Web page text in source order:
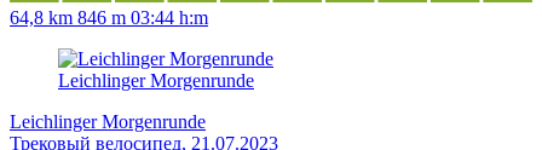
64,8 km 846 m 03:44 h:m
Leichlinger Morgenrunde
Leichlinger Morgenrunde
Трековый велосипед, 21.07.2023